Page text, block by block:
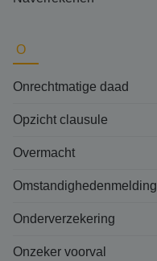
O
Onrechtmatige daad
Opzicht clausule
Overmacht
Omstandighedenmelding
Onderverzekering
Onzeker voorval